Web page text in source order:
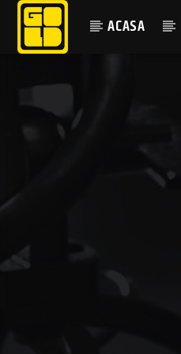
ACASA